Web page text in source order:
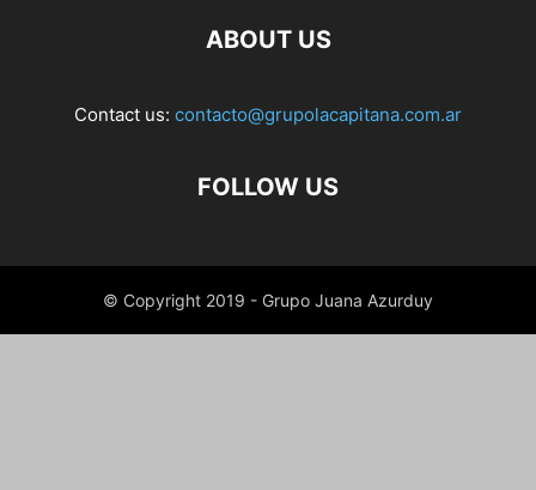
ABOUT US
Contact us: contacto@grupolacapitana.com.ar
FOLLOW US
© Copyright 2019 - Grupo Juana Azurduy